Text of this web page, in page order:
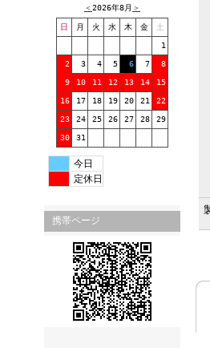
＜2026年8月 ＞
日 月 火 水 木 金 土
1
2 3 4 5 6 7 8
9 10 11 12 13 14 15
16 17 18 19 20 21 22
23 24 25 26 27 28 29
30 31
今日
定休日
携帯ページ